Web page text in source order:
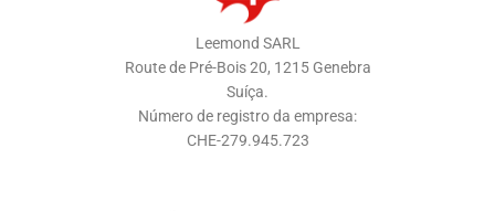
Leemond SARL
Route de Pré-Bois 20, 1215 Genebra
Suíça.
Número de registro da empresa:
CHE-279.945.723